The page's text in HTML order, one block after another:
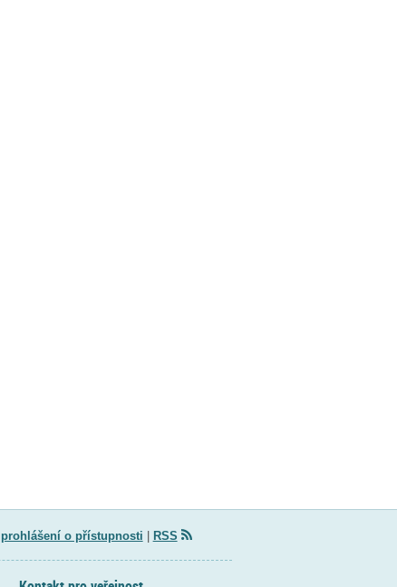
prohlášení o přístupnosti RSS